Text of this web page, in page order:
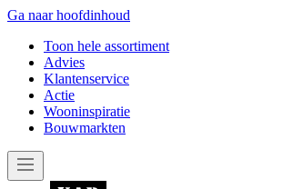
Ga naar hoofdinhoud
Toon hele assortiment
Advies
Klantenservice
Actie
Wooninspiratie
Bouwmarkten